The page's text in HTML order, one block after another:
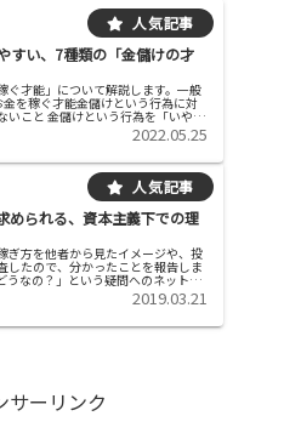
すい、7種類の「金儲けの才
ぐ才能」について解説します。一般
を稼ぐ才能金儲けという行為に対
いこと 金儲けという行為を「いやし
行為」と感じている人は、世の中に
2022.05.25
められる、資本主義下での理
ぎ方を他者から見たイメージや、投
したので、分かったことを報告しま
うなの？」という疑問へのネット意
、企業や、世界情勢）を見据えるこ
2019.03.21
サーリンク